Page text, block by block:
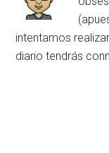
intentamos
diario tendrás